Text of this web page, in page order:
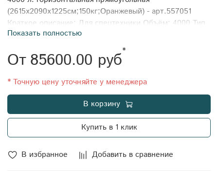
В избранное Добавить в сравнение
(2615x2090x1225см;150кг;Оранжевый) - арт.557051
Краткое описание: Для спецтехники Объём: 4000 Тип
товара: Агробаки Формфактор: горизонтальная
прямоугольная Производитель: ЭкоПром Длина: 2615
Ширина: 2090 Высота: 1225 Вес: 150 Объем
транспортный: 6695,05375 Габариты: 2615x2090x1225
Диаметр крышки: 400 Цвет: Оранжевый
Показать полностью
От85600.00 руб*
* Точную цену уточняйте у менеджера
В корзину
Купить в 1 клик